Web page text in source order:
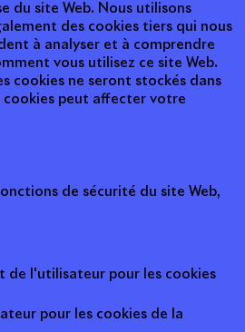
du site Web. Nous utilisons
des cookies tiers qui nous
à analyser et à comprendre
vous utilisez ce site Web.
cookies ne seront stockés dans
cookies peut affecter votre
de sécurité du site Web,
de l'utilisateur pour les cookies
pour les cookies de la